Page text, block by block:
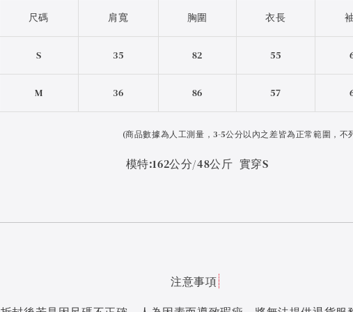
尺碼 肩寬 胸圍 衣長
S 35 82 55
M 36 86 57
(商品數據為人工測量，3-5公分以內之差皆為正常範圍，不
模特:162公分/48公斤 實穿S
注意事項